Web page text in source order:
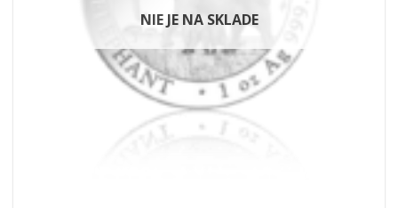
NIE JE NA SKLADE